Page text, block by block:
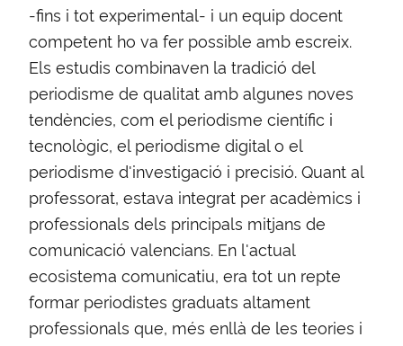
-fins i tot experimental- i un equip docent
competent ho va fer possible amb escreix.
Els estudis combinaven la tradició del
periodisme de qualitat amb algunes noves
tendències, com el periodisme científic i
tecnològic, el periodisme digital o el
periodisme d'investigació i precisió. Quant al
professorat, estava integrat per acadèmics i
professionals dels principals mitjans de
comunicació valencians. En l'actual
ecosistema comunicatiu, era tot un repte
formar periodistes graduats altament
professionals que, més enllà de les teories i